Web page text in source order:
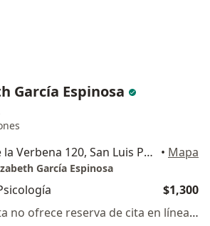
García Espinosa
Calle Arroyo de la Verbena 120, San Luis Potosi • Mapa
García Espinosa
$1,300
Este especialista no ofrece reserva de cita en línea en esta dirección.